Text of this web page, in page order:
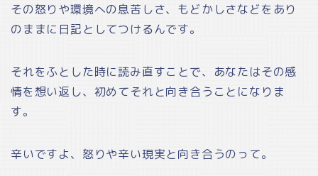
その怒りや環境への息苦しさ、もどかしさなどをあり
のままに日記としてつけるんです。
それをふとした時に読み直すことで、あなたはその感
情を想い返し、初めてそれと向き合うことになりま
す。
辛いですよ、怒りや辛い現実と向き合うのって。